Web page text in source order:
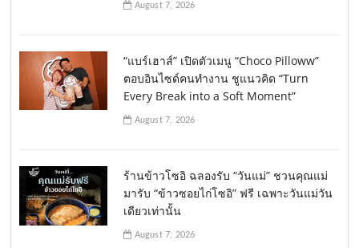
August 7, 2026
“แบร์เฮาส์” เปิดตัวเมนู “Choco Pilloww”
ตอบอินไซด์คนทำงาน ชูแนวคิด “Turn
Every Break into a Soft Moment”
August 7, 2026
ร้านข้าวโซอิ ฉลองรับ “วันแม่” ชวนคุณแม่
มารับ “ข้าวซอยไก่โซอิ” ฟรี เฉพาะวันแม่วัน
เดียวเท่านั้น
August 7, 2026